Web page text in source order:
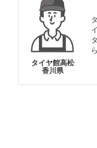
タイヤ館高松
香川県